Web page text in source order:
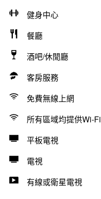
健身中心
餐廳
酒吧/休閒廳
客房服務
免費無線上網
所有區域均提供Wi-Fi
平板電視
電視
有線或衛星電視